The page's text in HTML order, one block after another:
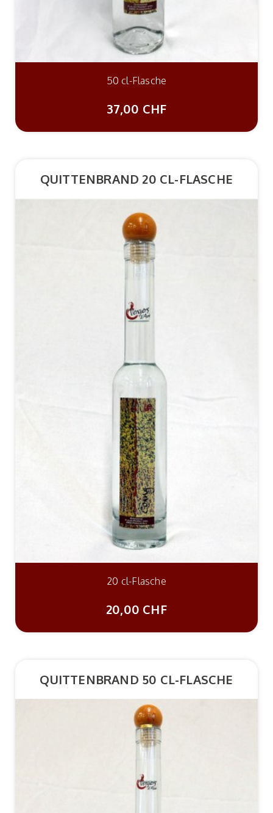
50 cl-Flasche
37,00 CHF
QUITTENBRAND 20 CL-FLASCHE
20 cl-Flasche
20,00 CHF
QUITTENBRAND 50 CL-FLASCHE